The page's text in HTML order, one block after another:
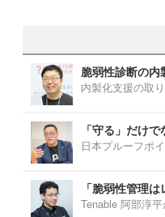
脆弱性診断の
内製化支援の取
「守る」だけ
日本プルーフポ
「脆弱性管理
Tenable 阿部淳